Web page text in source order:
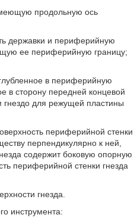
продольную ось
державки и периферийную
ее периферийную границу;
в периферийную
в сторону передней концевой
гнездо для режущей пластины
периферийной стенки
перпендикулярно к ней,
содержит боковую опорную
периферийной стенки гнезда
гнезда.
инструмента: